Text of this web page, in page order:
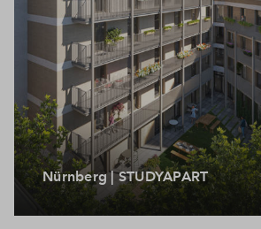
Nürnberg | STUDYAPART